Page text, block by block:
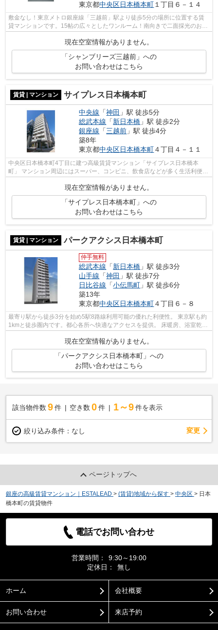
東京都中央区日本橋本町１丁目６－１４
敷金なし！東京メトロ銀座線「三越前」駅より徒歩5分の場所に位置する賃
貸マンションです。15帖の広々としたワンルーム！南向きで二面採光のお部
現在空室情報がありません。
「シャンブリーズ三越前」への
お問い合わせはこちら
賃貸 | マンション サイプレス日本橋本町
中央線 「神田 」駅 徒歩5分
総武本線 「新日本橋 」駅 徒歩2分
銀座線 「三越前 」駅 徒歩4分
築8年
東京都中央区日本橋本町４丁目４－１１
中央区日本橋本町4丁目に建つ高級賃貸マンション「サイプレス日本橋本
町」 マンション周辺にはスーパー、コンビニ、飲食店などが多く生活利便性
現在空室情報がありません。
「サイプレス日本橋本町」への
お問い合わせはこちら
賃貸 | マンション パークアクシス日本橋本町
仲手無料
総武本線 「新日本橋 」駅 徒歩3分
山手線 「神田 」駅 徒歩7分
日比谷線 「小伝馬町 」駅 徒歩6分
築13年
東京都中央区日本橋本町４丁目６－８
最寄り駅から徒歩3分を始め5駅8路線利用可能の優れた利便性。 東京駅も約
1kmと徒歩圏内です。都心各所へ快適なアクセスを提供。 床暖房、浴室乾燥
機等の生活に便利な設備が充実してお...
現在空室情報がありません。
「パークアクシス日本橋本町」への
お問い合わせはこちら
該当物件数 9件 空き数 0 件 1～9 件を表示
絞り込み条件： なし 変更
ページトップへ
銀座の高級賃貸マンション｜ESTALEAD > (賃貸)地域から探す > 中央区 > 日本
橋本町の賃貸物件
電話でお問い合わせ
営業時間：
9:30～19:00
定休日：
無し
ホーム 会社概要
お問い合わせ 来店予約